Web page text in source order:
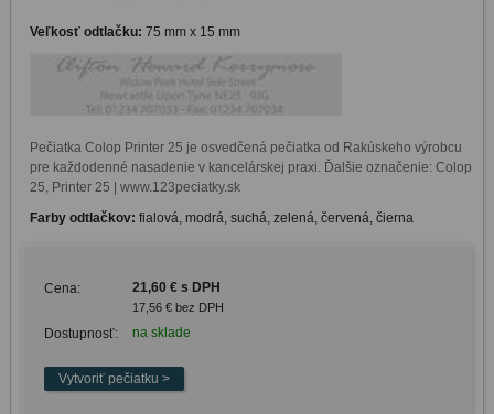
Veľkosť odtlačku: 75 mm x 15 mm
Pečiatka Colop Printer 25 je osvedčená pečiatka od Rakúskeho výrobcu
pre každodenné nasadenie v kancelárskej praxi. Ďalšie označenie: Colop
25, Printer 25 | www.123peciatky.sk
Farby odtlačkov: fialová, modrá, suchá, zelená, červená, čierna
Cena: 21,60 € s DPH
17,56 € bez DPH
Dostupnosť: na sklade